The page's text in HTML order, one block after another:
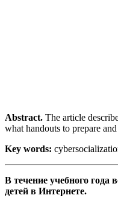
Abstract. The article
what handouts to prepare
Key words:
В течение учебного
детей в Интернете.